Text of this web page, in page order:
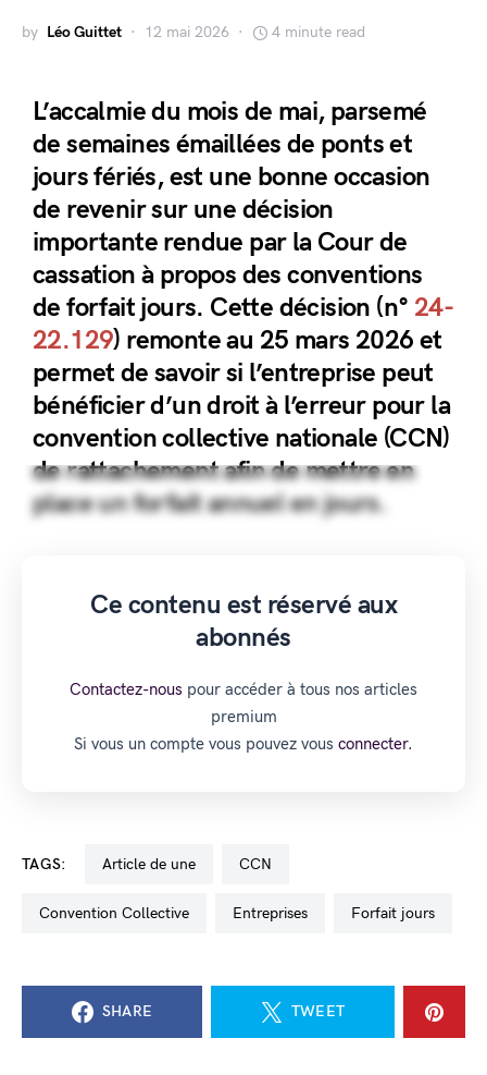
by Léo Guittet 12 mai 2026 4 minute read
L’accalmie du mois de mai, parsemé
de semaines émaillées de ponts et
jours fériés, est une bonne occasion
de revenir sur une décision
importante rendue par la Cour de
cassation à propos des conventions
de forfait jours. Cette décision (n° 24-
22.129) remonte au 25 mars 2026 et
permet de savoir si l’entreprise peut
bénéficier d’un droit à l’erreur pour la
convention collective nationale (CCN)
de rattachement afin de mettre en
place un forfait annuel en jours.
Ce contenu est réservé aux
abonnés
Contactez-nous pour accéder à tous nos articles
premium
Si vous un compte vous pouvez vous connecter.
TAGS: Article de une CCN
Convention Collective Entreprises forfait jours
SHARE TWEET